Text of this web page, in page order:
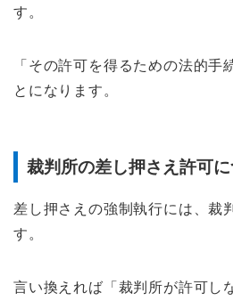
す。
「その許可を得るための法的手
とになります。
裁判所の差し押さえ許可
差し押さえの強制執行には、裁
す。
言い換えれば「裁判所が許可し